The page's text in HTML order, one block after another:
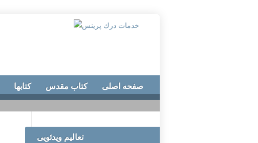
کتابها کتاب مقدس صفحه اصلی
تعالیم ویدئویی